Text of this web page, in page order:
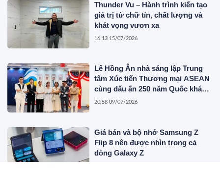
Thunder Vu – Hành trình kiến tạo
giá trị từ chữ tín, chất lượng và
khát vọng vươn xa
16:13 15/07/2026
Lê Hồng Ân nhà sáng lập Trung
tâm Xúc tiến Thương mại ASEAN
cùng dấu ấn 250 năm Quốc khánh
Hoa Kỳ
20:58 09/07/2026
Giá bán và bộ nhớ Samsung Z
Flip 8 nên được nhìn trong cả
dòng Galaxy Z